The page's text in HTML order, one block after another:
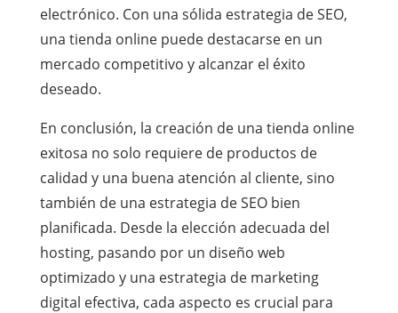
electrónico. Con una sólida estrategia de SEO,
una tienda online puede destacarse en un
mercado competitivo y alcanzar el éxito
deseado.
En conclusión, la creación de una tienda online
exitosa no solo requiere de productos de
calidad y una buena atención al cliente, sino
también de una estrategia de SEO bien
planificada. Desde la elección adecuada del
hosting, pasando por un diseño web
optimizado y una estrategia de marketing
digital efectiva, cada aspecto es crucial para